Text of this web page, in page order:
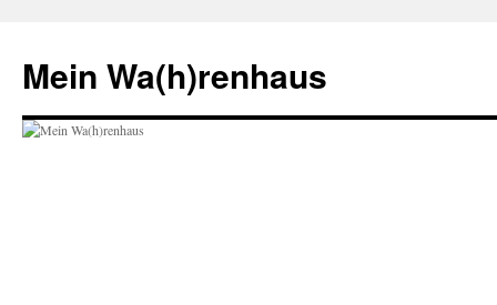
springen
Mein Wa(h)renhaus